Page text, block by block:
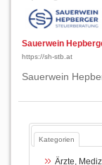
Sauerwein
https://sh-stb.at
Sauerwein
Kategorien
Ärzte,